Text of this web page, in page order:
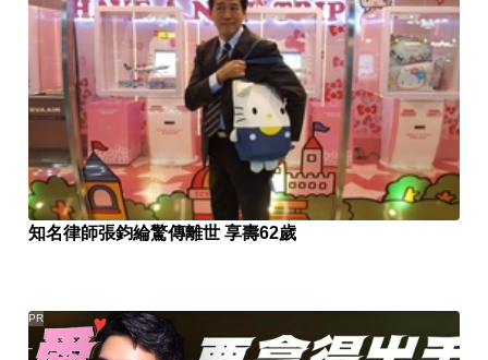
知名律師張鈞綸驚傳離世 享壽62歲
PR